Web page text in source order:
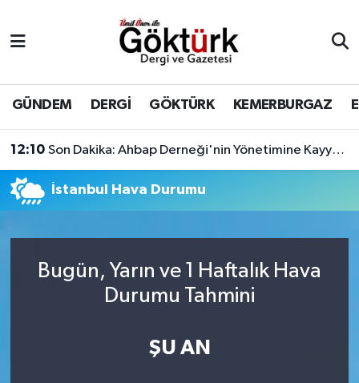
GÜNDEM DERGİ GÖKTÜRK KEMERBURGAZ
12:10 Son Dakika: Ahbap Derneği'nin Yönetimine Kayyum Atandı
İstanbul Hava Durumu
Bugün, Yarın ve 1 Haftalık Hava
Durumu Tahmini
ŞU AN
BİLİM
DERGİ
DÜNYA
EKONOMİ
GÖKTÜRK
Eyüpsultan Hava Durumu
Eyüpsultan Trafik Yoğunluk Haritası
Süper Lig Puan Durumu ve Fikstür
Tüm Manşetler
Haber Arşivi